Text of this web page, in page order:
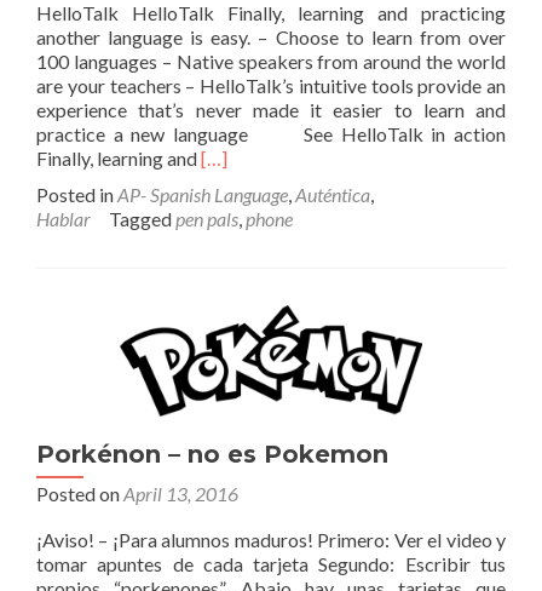
HelloTalk HelloTalk Finally, learning and practicing
another language is easy. – Choose to learn from over
100 languages – Native speakers from around the world
are your teachers – HelloTalk’s intuitive tools provide an
experience that’s never made it easier to learn and
practice a new language See HelloTalk in action
Finally, learning andRead
about
PenPals
[…]
Posted inAP- Spanish Language,Auténtica,
Hablar
Taggedpen pals,phone
Porkénon – no es Pokemon
Posted onApril 13, 2016
¡Aviso! – ¡Para alumnos maduros! Primero: Ver el video y
tomar apuntes de cada tarjeta Segundo: Escribir tus